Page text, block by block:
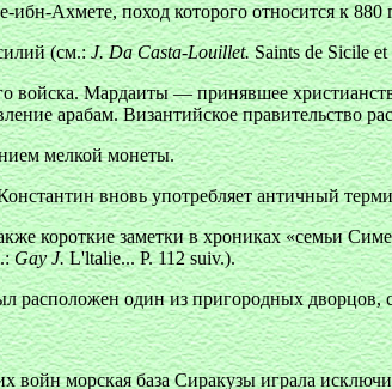
Ахмете, поход которого относится к
(см.:J. Da Casta-Louillet. Saints de Sicile
войска. Мардаиты — принявшее
арабам. Византийское правительство
мелкой монеты.
вновь употребляет античный
короткие заметки в хрониках «семьи
Gay J.L'ltalie... Р. 112 suiv.).
расположен один из пригородных
морская база Сиракузы играла